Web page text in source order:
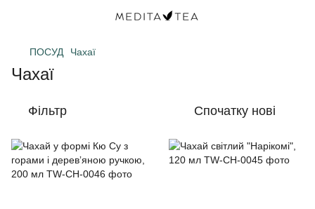
ПОСУД Чахаї
Чахаї
Фільтр Спочатку нові